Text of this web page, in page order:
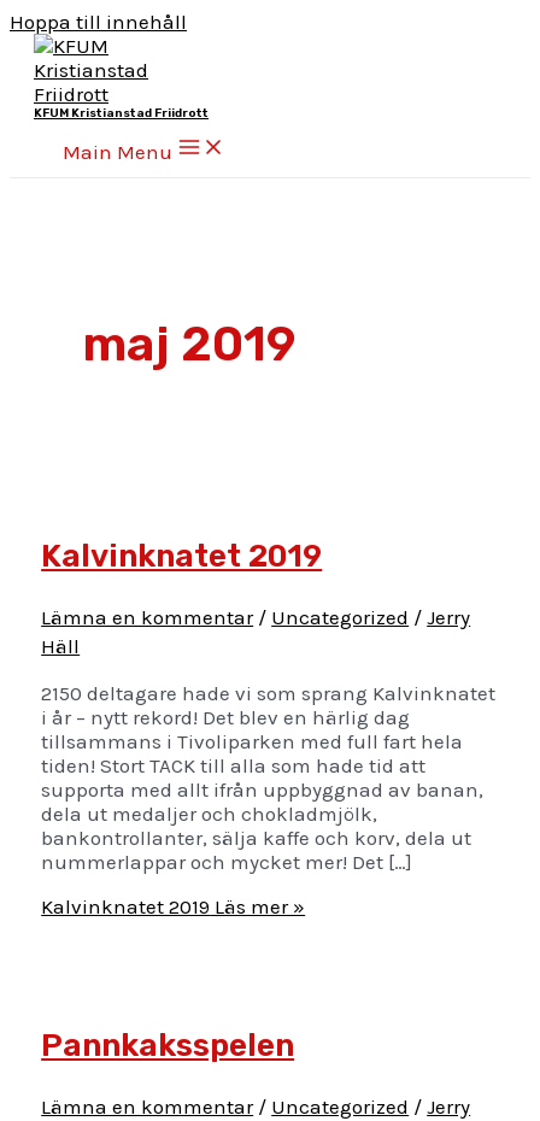
Hoppa till innehåll
KFUM Kristianstad Friidrott
Main Menu
maj 2019
Kalvinknatet 2019
Lämna en kommentar / Uncategorized /Jerry
Häll
2150 deltagare hade vi som sprang Kalvinknatet
i år – nytt rekord! Det blev en härlig dag
tillsammans i Tivoliparken med full fart hela
tiden! Stort TACK till alla som hade tid att
supporta med allt ifrån uppbyggnad av banan,
dela ut medaljer och chokladmjölk,
bankontrollanter, sälja kaffe och korv, dela ut
nummerlappar och mycket mer! Det […]
Kalvinknatet 2019 Läs mer »
Pannkaksspelen
Lämna en kommentar / Uncategorized /Jerry